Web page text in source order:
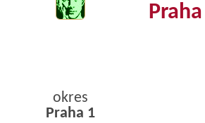
Praha
okres
Praha 1